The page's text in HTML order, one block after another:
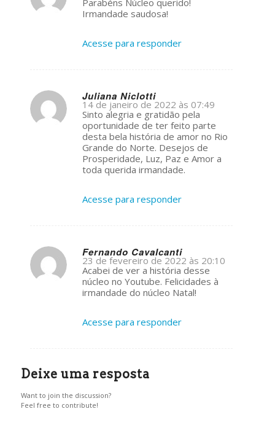
ays:
Parabéns Núcleo querido!
Irmandade saudosa!
Acesse para responder
Juliana Niclotti
s
ays:
14 de janeiro de 2022 às 07:49
Sinto alegria e gratidão pela
oportunidade de ter feito parte
desta bela história de amor no Rio
Grande do Norte. Desejos de
Prosperidade, Luz, Paz e Amor a
toda querida irmandade.
Acesse para responder
Fernando Cavalcanti
s
ays:
23 de fevereiro de 2022 às 20:10
Acabei de ver a história desse
núcleo no Youtube. Felicidades à
irmandade do núcleo Natal!
Acesse para responder
Deixe uma resposta
Want to join the discussion?
Feel free to contribute!